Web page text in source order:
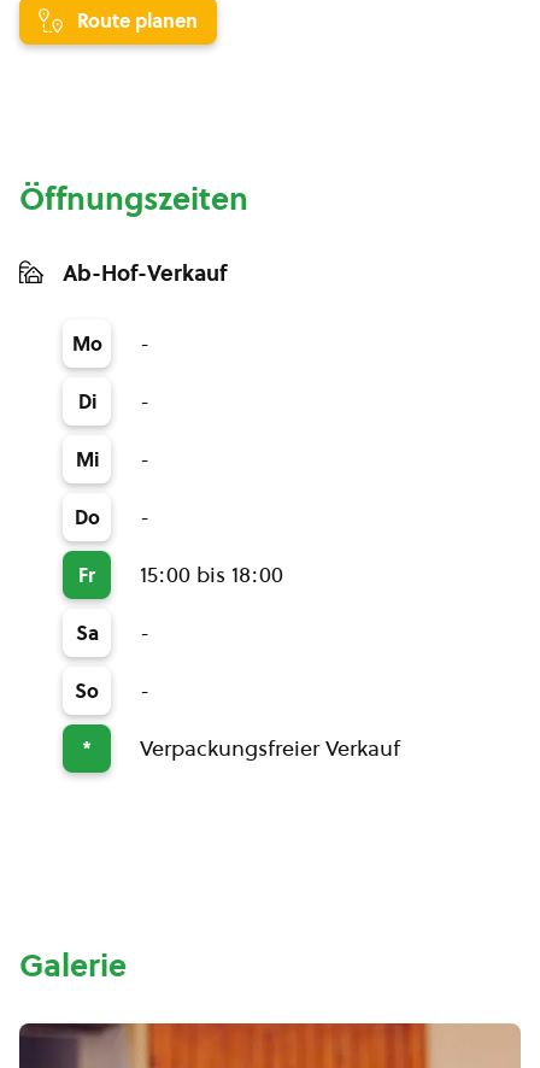
Route planen
Öffnungszeiten
Ab-Hof-Verkauf
Mo -
Di -
Mi -
Do -
Fr 15:00 bis 18:00
Sa -
So -
* Verpackungsfreier Verkauf
Galerie